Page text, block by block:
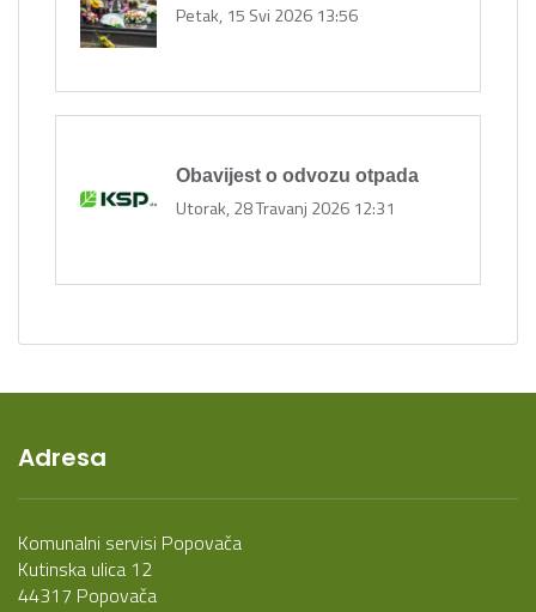
Petak, 15 Svi 2026 13:56
Obavijest o odvozu otpada
Utorak, 28 Travanj 2026 12:31
Adresa
Komunalni servisi Popovača
Kutinska ulica 12
44317 Popovača